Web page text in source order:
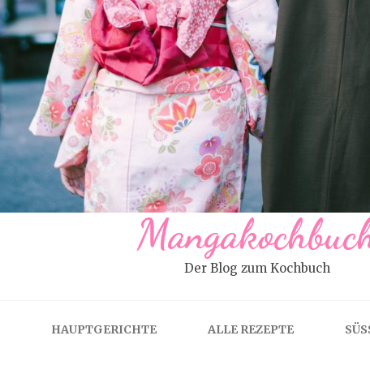
Der Blog zum Kochbuch
HAUPTGERICHTE ALLE REZEPTE